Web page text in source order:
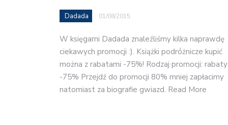
Dadada 01/08/2015
W księgarni Dadada znaleźliśmy kilka naprawdę
ciekawych promocji :). Książki podróżnicze kupić
można z rabatami -75%! Rodzaj promocji: rabaty
-75% Przejdź do promocji 80% mniej zapłacimy
natomiast za biografie gwiazd. Read More